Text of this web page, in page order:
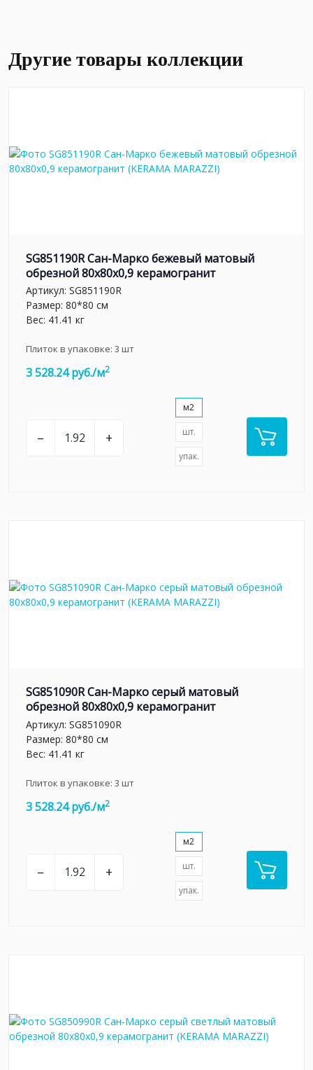
Другие товары коллекции
SG851190R Сан-Марко бежевый матовый
обрезной 80x80x0,9 керамогранит
Артикул: SG851190R
Размер: 80*80 см
Вес: 41.41 кг
Плиток в упаковке: 3 шт
3 528.24 руб./м2
– +
м2
шт.
упак.
SG851090R Сан-Марко серый матовый
обрезной 80x80x0,9 керамогранит
Артикул: SG851090R
Размер: 80*80 см
Вес: 41.41 кг
Плиток в упаковке: 3 шт
3 528.24 руб./м2
– +
м2
шт.
упак.